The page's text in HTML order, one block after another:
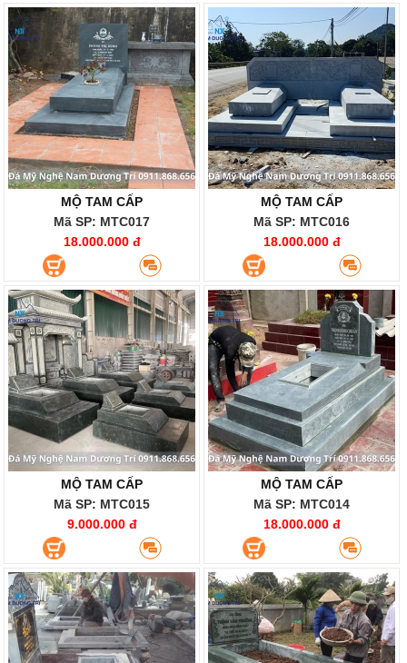
MỘ TAM CẤP
Mã SP: MTC017
18.000.000 đ
MỘ TAM CẤP
Mã SP: MTC016
18.000.000 đ
MỘ TAM CẤP
Mã SP: MTC015
9.000.000 đ
MỘ TAM CẤP
Mã SP: MTC014
18.000.000 đ